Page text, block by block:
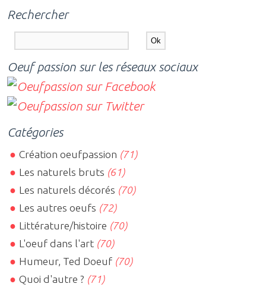
Rechercher
Oeuf passion sur les réseaux sociaux
Catégories
Création oeufpassion (71)
Les naturels bruts (61)
Les naturels décorés (70)
Les autres oeufs (72)
Littérature/histoire (70)
L'oeuf dans l'art (70)
Humeur, Ted Doeuf (70)
Quoi d'autre ? (71)